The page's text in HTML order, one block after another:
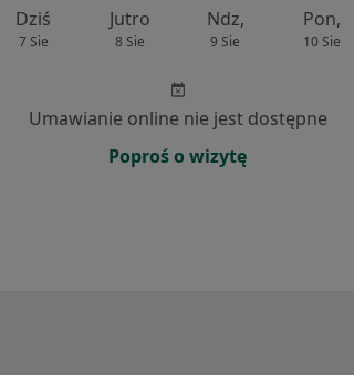
Dziś
7 Sie
Jutro
8 Sie
Ndz,
9 Sie
Pon,
10 Sie
Umawianie online nie jest dostępne
Poproś o wizytę